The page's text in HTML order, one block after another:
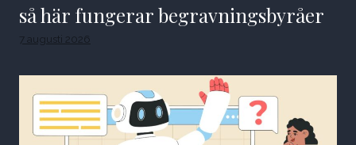
så här fungerar begravningsbyråer
7 augusti 2026